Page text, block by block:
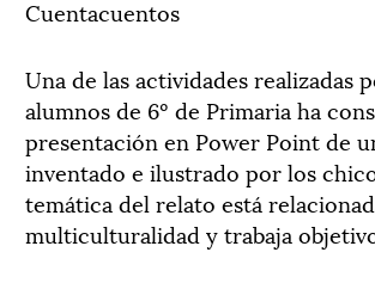
Cuentacuentos
Una de las actividades realizadas
alumnos de 6º de Primaria ha
presentación en Power Point de
inventado e ilustrado por los
temática del relato está
multiculturalidad y trabaja